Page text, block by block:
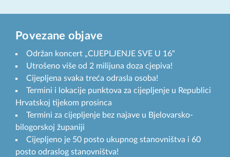
Povezane objave
Održan koncert „CIJEPLJENJE SVE U 16“
Utrošeno više od 2 milijuna doza cjepiva!
Cijepljena svaka treća odrasla osoba!
Termini i lokacije punktova za cijepljenje u Republici
Hrvatskoj tijekom prosinca
Termini za cijepljenje bez najave u Bjelovarsko-
bilogorskoj županiji
Cijepljeno je 50 posto ukupnog stanovništva i 60
posto odraslog stanovništva!